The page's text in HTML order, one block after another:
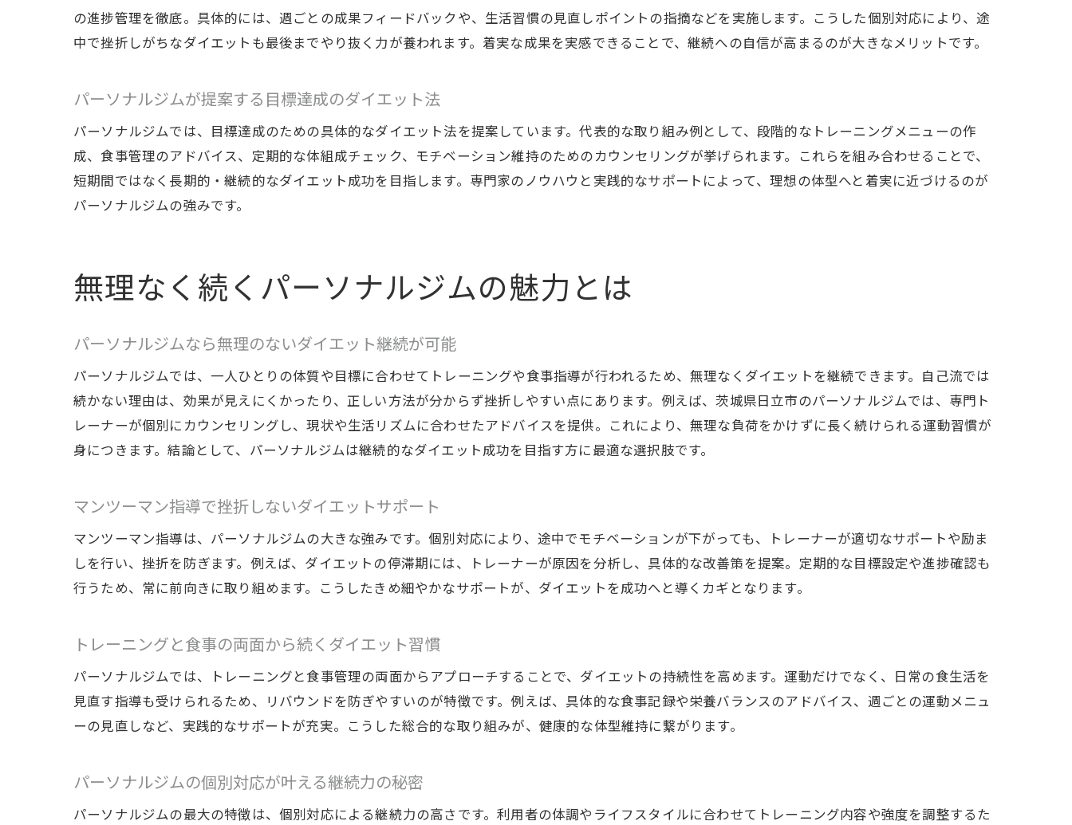
パーソナルジムで継続できるダイエットの工夫ポイント
失敗しないダイエットのためのジム選びのコツ
パーソナルジムで叶える健康的なダイエット習慣
日立市のマンツーマン指導で続けやすい新習慣作り
無理せず痩せるためのパーソナルダイエット術
ダイエットと健康維持を両立するパーソナルサポート
の進捗管理を徹底。具体的には、週ごとの成果フィードバックや、生活習慣の見直しポイントの指摘などを実施します。こうした個別対応により、途
中で挫折しがちなダイエットも最後までやり抜く力が養われます。着実な成果を実感できることで、継続への自信が高まるのが大きなメリットです。
パーソナルジムが提案する目標達成のダイエット法
パーソナルジムでは、目標達成のための具体的なダイエット法を提案しています。代表的な取り組み例として、段階的なトレーニングメニューの作
成、食事管理のアドバイス、定期的な体組成チェック、モチベーション維持のためのカウンセリングが挙げられます。これらを組み合わせることで、
短期間ではなく長期的・継続的なダイエット成功を目指します。専門家のノウハウと実践的なサポートによって、理想の体型へと着実に近づけるのが
パーソナルジムの強みです。
無理なく続くパーソナルジムの魅力とは
パーソナルジムなら無理のないダイエット継続が可能
パーソナルジムでは、一人ひとりの体質や目標に合わせてトレーニングや食事指導が行われるため、無理なくダイエットを継続できます。自己流では
続かない理由は、効果が見えにくかったり、正しい方法が分からず挫折しやすい点にあります。例えば、茨城県日立市のパーソナルジムでは、専門ト
レーナーが個別にカウンセリングし、現状や生活リズムに合わせたアドバイスを提供。これにより、無理な負荷をかけずに長く続けられる運動習慣が
身につきます。結論として、パーソナルジムは継続的なダイエット成功を目指す方に最適な選択肢です。
マンツーマン指導で挫折しないダイエットサポート
マンツーマン指導は、パーソナルジムの大きな強みです。個別対応により、途中でモチベーションが下がっても、トレーナーが適切なサポートや励ま
しを行い、挫折を防ぎます。例えば、ダイエットの停滞期には、トレーナーが原因を分析し、具体的な改善策を提案。定期的な目標設定や進捗確認も
行うため、常に前向きに取り組めます。こうしたきめ細やかなサポートが、ダイエットを成功へと導くカギとなります。
トレーニングと食事の両面から続くダイエット習慣
パーソナルジムでは、トレーニングと食事管理の両面からアプローチすることで、ダイエットの持続性を高めます。運動だけでなく、日常の食生活を
見直す指導も受けられるため、リバウンドを防ぎやすいのが特徴です。例えば、具体的な食事記録や栄養バランスのアドバイス、週ごとの運動メニュ
ーの見直しなど、実践的なサポートが充実。こうした総合的な取り組みが、健康的な体型維持に繋がります。
パーソナルジムの個別対応が叶える継続力の秘密
パーソナルジムの最大の特徴は、個別対応による継続力の高さです。利用者の体調やライフスタイルに合わせてトレーニング内容や強度を調整するた